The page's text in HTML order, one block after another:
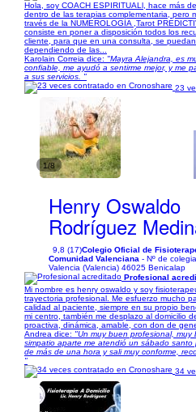
Hola, soy COACH ESPIRITUALl, hace más
dentro de las terapias complementaria, pero
través de la NUMEROLOGÍA ,Tarot
consiste en poner a disposición todos los
cliente, para que en una consulta, se
dependiendo de las...
Karolain Correia dice: "Mayra Alejandra, es
confiable, me ayudó a sentirme mejor, y me
a sus servicios. "
23
1/8
Henry Oswaldo
Rodríguez
9,8 (17)Colegio Oficial de
Comunidad Valenciana - Nº de
Valencia (Valencia) 46025 Benicalap
Profesional
Mi nombre es henry oswaldo y soy
trayectoria profesional. Me esfuerzo mucho
calidad al paciente, siempre en su propio
mi centro, también me desplazo al domicilio
proactiva, dinámica, amable, con don de
Andrea dice: "Un muy buen profesional,
simpatio aparte me atendió un sábado santo
de más de una hora y sali muy conforme,
"
34